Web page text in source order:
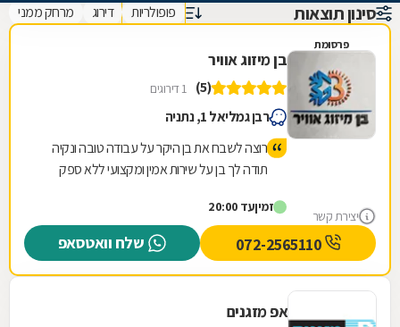
סינון תוצאות פופולריות דירוג מרחק ממני
פרסומת
יצירת קשר
בן מיזוג אוויר
(5) 1 דירוגים
רבן גמליאל 1, נתניה
רוצה לשבח את בן היקר על עבודה טובה ונקיה
תודה לך בן על שירות אמין ומקצועי ללא ספק
זמיןעד 20:00
שלח וואטסאפ
אפ מזגנים